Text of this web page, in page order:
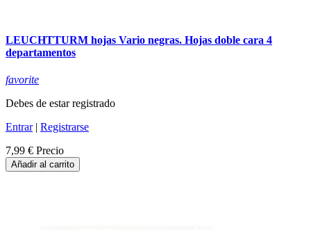
LEUCHTTURM hojas Vario negras. Hojas doble cara 4
departamentos
favorite
Debes de estar registrado
Entrar| Registrarse
7,99 € Precio
Añadir al carrito